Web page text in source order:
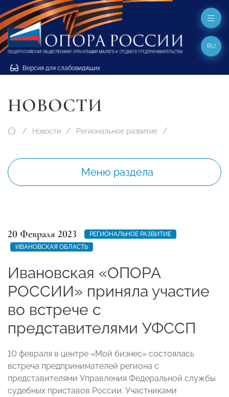
Версия для слабовидящих
RU
НОВОСТИ
Новости Региональное развитие
Меню раздела
20 Февраля 2023
РЕГИОНАЛЬНОЕ РАЗВИТИЕ
ИВАНОВСКАЯ ОБЛАСТЬ
Ивановская «ОПОРА
РОССИИ» приняла участие
во встрече с
представителями УФССП
10 февраля в центре «Мой бизнес» состоялась
встреча предпринимателей региона с
представителями Управления Федеральной службы
судебных приставов России. Участниками